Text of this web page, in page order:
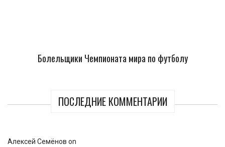
Болельщики Чемпионата мира по футболу
ПОСЛЕДНИЕ КОММЕНТАРИИ
Алексей Семёнов on